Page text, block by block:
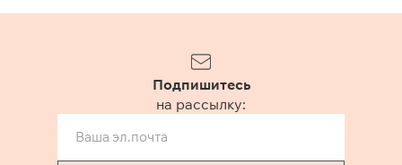
Подпишитесь
на рассылку: